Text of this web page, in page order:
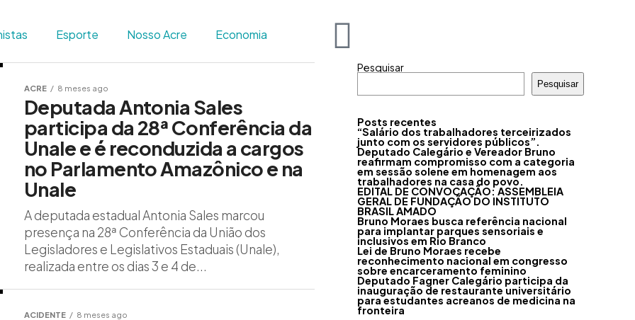
Esporte Nosso Acre Economia
ACRE 8 meses ago
Deputada Antonia Sales
participa da 28ª Conferência da
Unale e é reconduzida a cargos
no Parlamento Amazônico e na
Unale
A deputada estadual Antonia Sales marcou
presença na 28ª Conferência da União dos
Legisladores e Legislativos Estaduais (Unale),
realizada entre os dias 3 e 4 de...
ACIDENTE 8 meses ago
Pesquisar
Pesquisar
Posts recentes
“Salário dos trabalhadores terceirizados
junto com os servidores públicos”.
Deputado Calegário e Vereador Bruno
reafirmam compromisso com a categoria
em sessão solene em homenagem aos
trabalhadores na casa do povo.
EDITAL DE CONVOCAÇÃO: ASSEMBLEIA
GERAL DE FUNDAÇÃO DO INSTITUTO
BRASIL AMADO
Bruno Moraes busca referência nacional
para implantar parques sensoriais e
inclusivos em Rio Branco
Lei de Bruno Moraes recebe
reconhecimento nacional em congresso
sobre encarceramento feminino
Deputado Fagner Calegário participa da
inauguração de restaurante universitário
para estudantes acreanos de medicina na
fronteira